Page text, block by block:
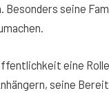
Besonders seine
eine
seine